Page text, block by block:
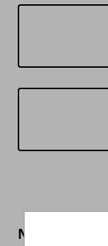
Newsletter